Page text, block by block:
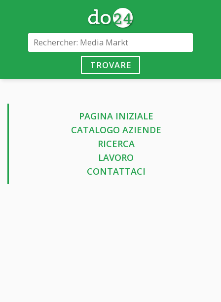
TROVARE
PAGINA INIZIALE
CATALOGO AZIENDE
RICERCA
LAVORO
CONTATTACI